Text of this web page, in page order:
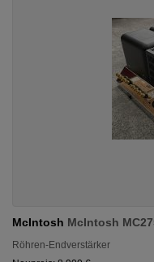
McIntosh McIntosh
Röhren-Endverstärker